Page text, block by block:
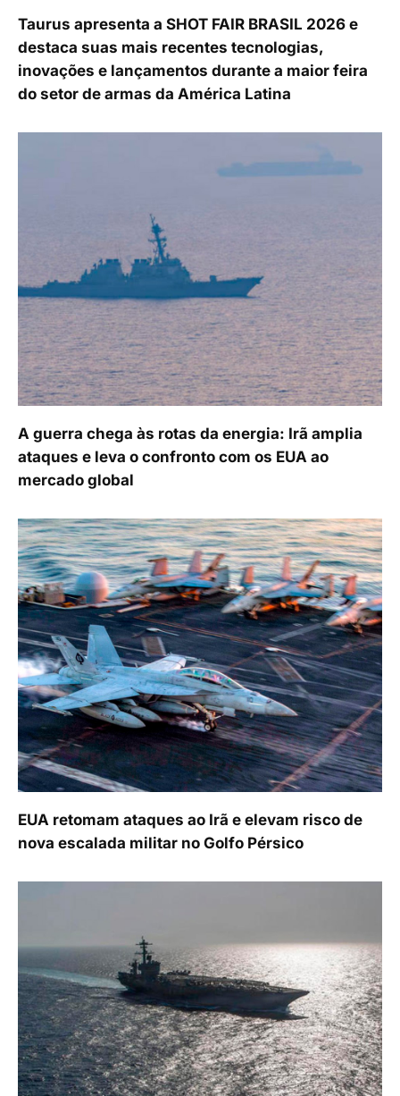
Taurus apresenta a SHOT FAIR BRASIL 2026 e
destaca suas mais recentes tecnologias,
inovações e lançamentos durante a maior feira
do setor de armas da América Latina
A guerra chega às rotas da energia: Irã amplia
ataques e leva o confronto com os EUA ao
mercado global
EUA retomam ataques ao Irã e elevam risco de
nova escalada militar no Golfo Pérsico